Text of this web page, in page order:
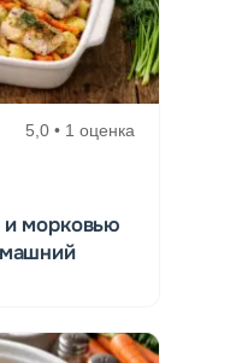
5,0 • 1 оценка
морковью